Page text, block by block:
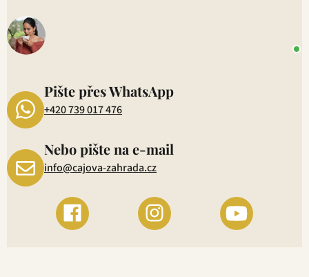
Pište přes WhatsApp
+420 739 017 476
Nebo pište na e-mail
info@cajova-zahrada.cz